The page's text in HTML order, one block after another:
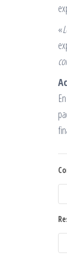
«